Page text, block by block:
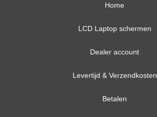
Home
LCD Laptop schermen
13,3 inch
14,0 inch
15,6 inch
Dealer account
Levertijd & Verzendkosten
Betalen